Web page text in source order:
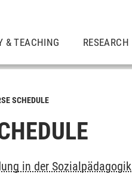
& TEACHING RESEARCH
SCHEDULE
in der